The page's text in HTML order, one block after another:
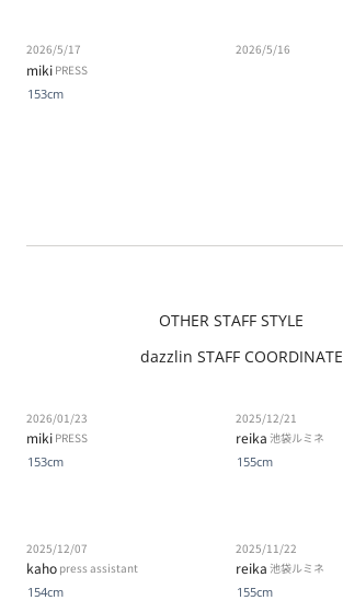
miki PRESS
2026/5/17
153cm
2026/5/16
OTHER STAFF STYLE
dazzlin STAFF COORDINATE
miki PRESS
2026/01/23
153cm
reika 池袋ルミネ
2025/12/21
155cm
kaho press assistant
2025/12/07
154cm
reika 池袋ルミネ
2025/11/22
155cm